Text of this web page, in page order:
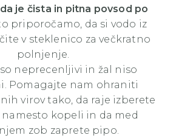
je čista in pitna povsod po
priporočamo, da si vodo iz
v steklenico za večkratno
polnjenje.
neprecenljivi in žal niso
Pomagajte nam ohraniti
virov tako, da raje izberete
namesto kopeli in da med
zob zaprete pipo.